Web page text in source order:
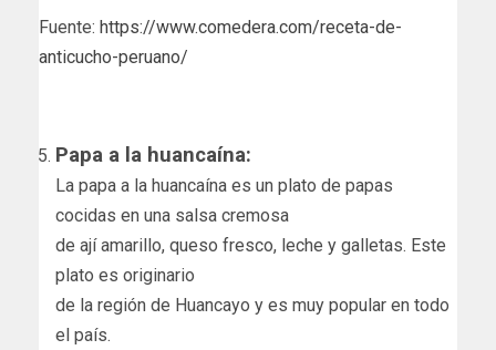
Fuente: https://www.comedera.com/receta-de-
anticucho-peruano/
Papa a la huancaína:
La papa a la huancaína es un plato de papas
cocidas en una salsa cremosa
de ají amarillo, queso fresco, leche y galletas. Este
plato es originario
de la región de Huancayo y es muy popular en todo
el país.